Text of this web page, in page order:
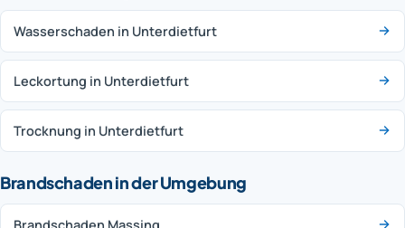
Wasserschaden in Unterdietfurt
Leckortung in Unterdietfurt
Trocknung in Unterdietfurt
Brandschaden in der Umgebung
Brandschaden Massing